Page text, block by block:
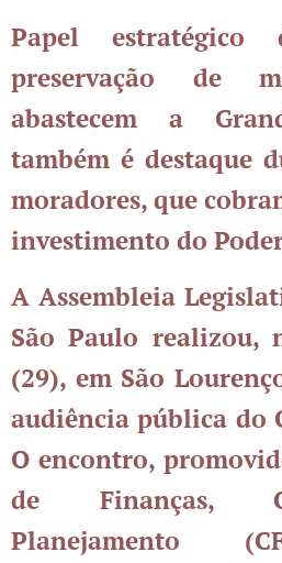
Papel
preservação de
abastecem a
também é destaque
moradores, que
investimento do
A Assembleia
São Paulo realizou,
(29), em São
audiência pública do
O encontro,
de Finanças,
Planejamento